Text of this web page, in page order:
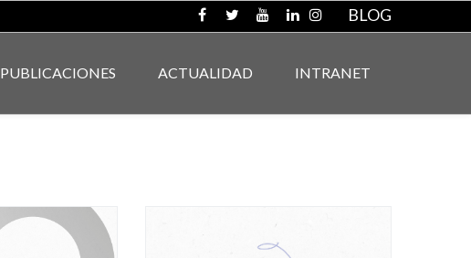
BLOG
PUBLICACIONES ACTUALIDAD INTRANET